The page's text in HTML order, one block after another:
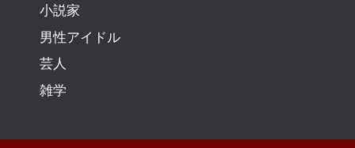
小説家
男性アイドル
芸人
雑学